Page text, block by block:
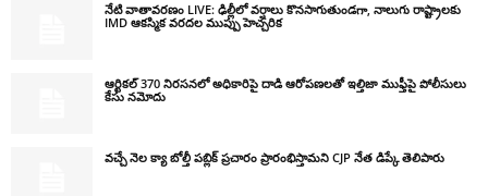
నేటి వాతావరణం LIVE: ఢిల్లీలో వర్షాలు కొనసాగుతుండగా, నాలుగు రాష్ట్రాలకు
IMD ఆకస్మిక వరదల ముప్పు హెచ్చరిక
ఆర్టికల్ 370 నిరసనలో అధికారిపై దాడి ఆరోపణలతో ఇల్తిజా ముఫ్తీపై పోలీసులు
కేసు నమోదు
వచ్చే నెల క్యా బోల్తీ పబ్లిక్ ప్రచారం ప్రారంభిస్తామని CJP నేత డిప్కే తెలిపారు